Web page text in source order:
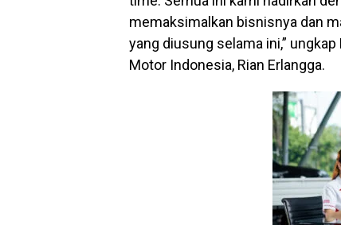
memaksimalkan bisnisnya dan
yang diusung selama ini,”
Motor Indonesia, Rian Erlangga.